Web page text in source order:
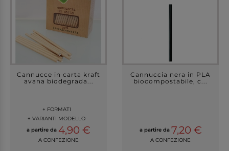
Cannucce in carta kraft
avana biodegrada...
+ FORMATI
+ VARIANTI MODELLO
a partire da 4,90 €
A CONFEZIONE
Cannuccia nera in PLA
biocompostabile, c...
a partire da 7,20 €
A CONFEZIONE